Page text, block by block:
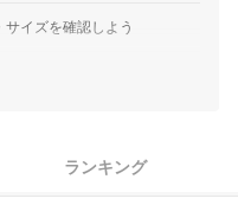
イズを確認しよう
ンサーの有無や種類は要確
ランキング